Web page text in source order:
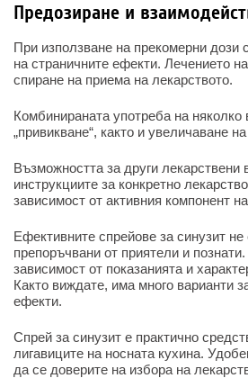
Предозиране и
При използване на прекомерни
на страничните ефекти. Лечението
спиране на приема на лекарството.
Комбинираната употреба на
„привикване“, както и увеличаване
Възможността за други
инструкциите за конкретно
зависимост от активния компонент
Ефективните спрейове за синузит
препоръчвани от приятели и
зависимост от показанията и
Както виждате, има много варианти
ефекти.
Спрей за синузит е практично
лигавиците на носната кухина.
да се доверите на избора на